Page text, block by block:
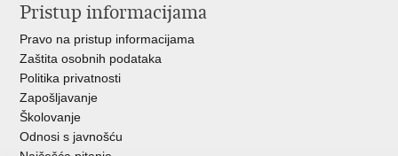
Pristup informacijama
Pravo na pristup informacijama
Zaštita osobnih podataka
Politika privatnosti
Zapošljavanje
Školovanje
Odnosi s javnošću